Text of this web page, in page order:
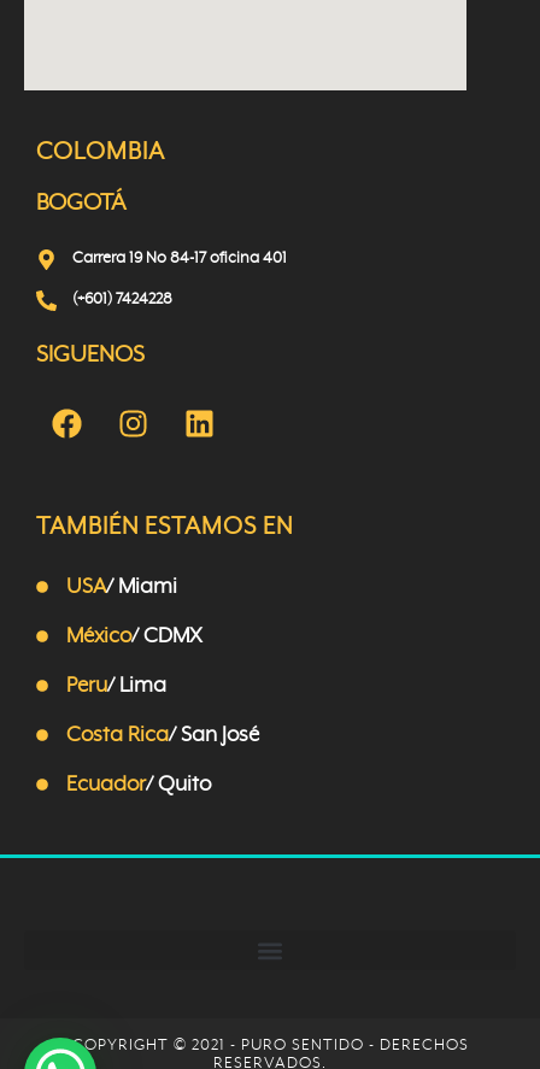
COLOMBIA
BOGOTÁ
Carrera 19 No 84-17 oficina 401
(+601) 7424228
SIGUENOS
TAMBIÉN ESTAMOS EN
USA/ Miami
México/ CDMX
Peru/ Lima
Costa Rica/ San José
Ecuador/ Quito
COPYRIGHT © 2021 - PURO SENTIDO - DERECHOS
RESERVADOS.